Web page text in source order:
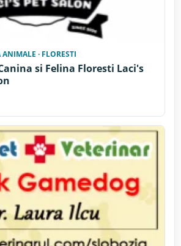
· FLORESTI
si Felina Floresti Laci's